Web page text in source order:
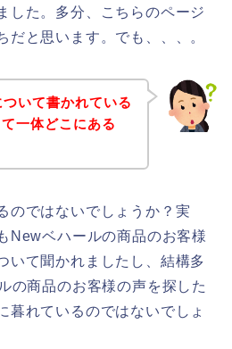
した。多分、こちらのページ
だと思います。でも、、、。
いて書かれている
一体どこにある
のではないでしょうか？実
Newベハールの商品のお客様
いて聞かれましたし、結構多
の商品のお客様の声を探した
暮れているのではないでしょ